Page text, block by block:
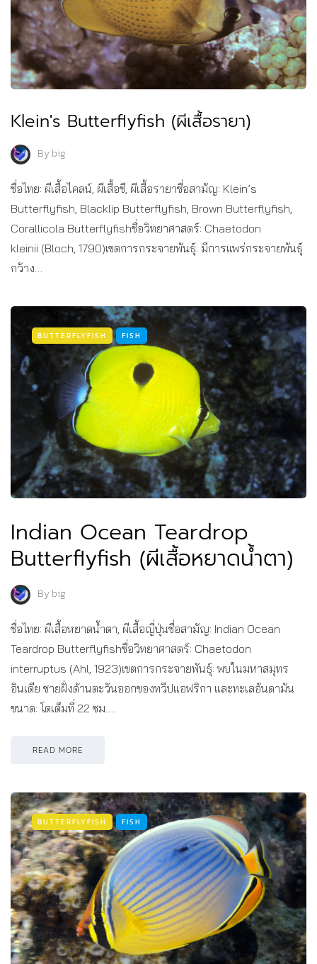
Klein's Butterflyfish (ผีเสื้อรายา)
Bybig
ชื่อไทย: ผีเสื้อไคลน์, ผีเสื้อชี, ผีเสื้อรายาชื่อสามัญ: Klein’s
Butterflyfish, Blacklip Butterflyfish, Brown Butterflyfish,
Corallicola Butterflyfishชื่อวิทยาศาสตร์: Chaetodon
kleinii (Bloch, 1790)เขตการกระจายพันธุ์: มีการแพร่กระจายพันธุ์
กว้าง…
BUTTERFLYFISH FISH
Indian Ocean Teardrop
Butterflyfish (ผีเสื้อหยาดน้ำตา)
Bybig
ชื่อไทย: ผีเสื้อหยาดน้ำตา, ผีเสื้อญี่ปุ่นชื่อสามัญ: Indian Ocean
Teardrop Butterflyfishชื่อวิทยาศาสตร์: Chaetodon
interruptus (Ahl, 1923)เขตการกระจายพันธุ์: พบในมหาสมุทร
อินเดีย ชายฝั่งด้านตะวันออกของทวีปแอฟริกา และทะเลอันดามัน
ขนาด: โตเต็มที่ 22 ซม….
READ MORE
BUTTERFLYFISH FISH